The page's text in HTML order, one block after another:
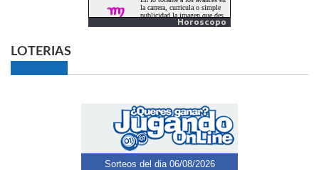
Horoscopo
LOTERIAS